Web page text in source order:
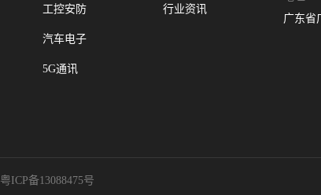
工控安防
汽车电子
5G通讯
行业资讯
广东省
粤ICP备13088475号